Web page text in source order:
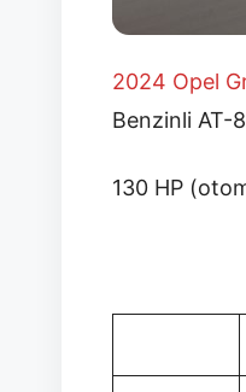
2024 Opel
Benzinli AT-8
130 HP